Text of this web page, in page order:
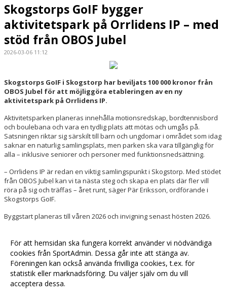
Skogstorps GoIF bygger
aktivitetspark på Orrlidens IP – med
stöd från OBOS Jubel
2026-03-06 11:12
Skogstorps GoIF i Skogstorp har beviljats 100 000 kronor från
OBOS Jubel för att möjliggöra etableringen av en ny
aktivitetspark på Orrlidens IP.
Aktivitetsparken planeras innehålla motionsredskap, bordtennisbord
och boulebana och vara en tydlig plats att mötas och umgås på.
Satsningen riktar sig särskilt till barn och ungdomar i området som idag
saknar en naturlig samlingsplats, men parken ska vara tillgänglig för
alla – inklusive seniorer och personer med funktionsnedsättning.
– Orrlidens IP är redan en viktig samlingspunkt i Skogstorp. Med stödet
från OBOS Jubel kan vi ta nästa steg och skapa en plats där fler vill
röra på sig och träffas – året runt, säger Pär Eriksson, ordförande i
Skogstorps GoIF.
Byggstart planeras till våren 2026 och invigning senast hösten 2026.
som ger barn och unga en meningsfull fritid.
Fler nyheter >>
För att hemsidan ska fungera korrekt använder vi nödvändiga
cookies från SportAdmin. Dessa går inte att stänga av.
Föreningen kan också använda frivilliga cookies, t.ex. för
statistik eller marknadsföring. Du väljer själv om du vill
acceptera dessa.